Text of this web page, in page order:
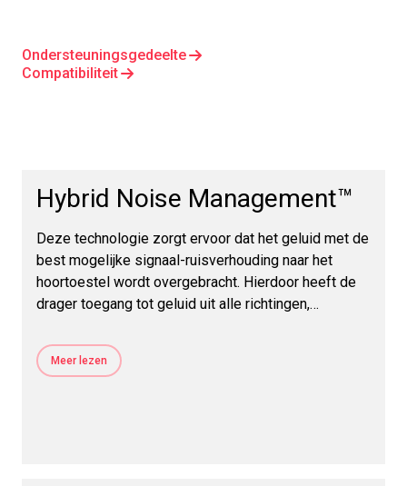
Ondersteuningsgedeelte
Compatibiliteit
Hybrid Noise Management™
Deze technologie zorgt ervoor dat het geluid met de
best mogelijke signaal-ruisverhouding naar het
hoortoestel wordt overgebracht. Hierdoor heeft de
drager toegang tot geluid uit alle richtingen,
overmatige luidheid of feedback wordt voorkomen.
CROS of BiCROS? • CROS-hoortoestellen zijn
Meer lezen